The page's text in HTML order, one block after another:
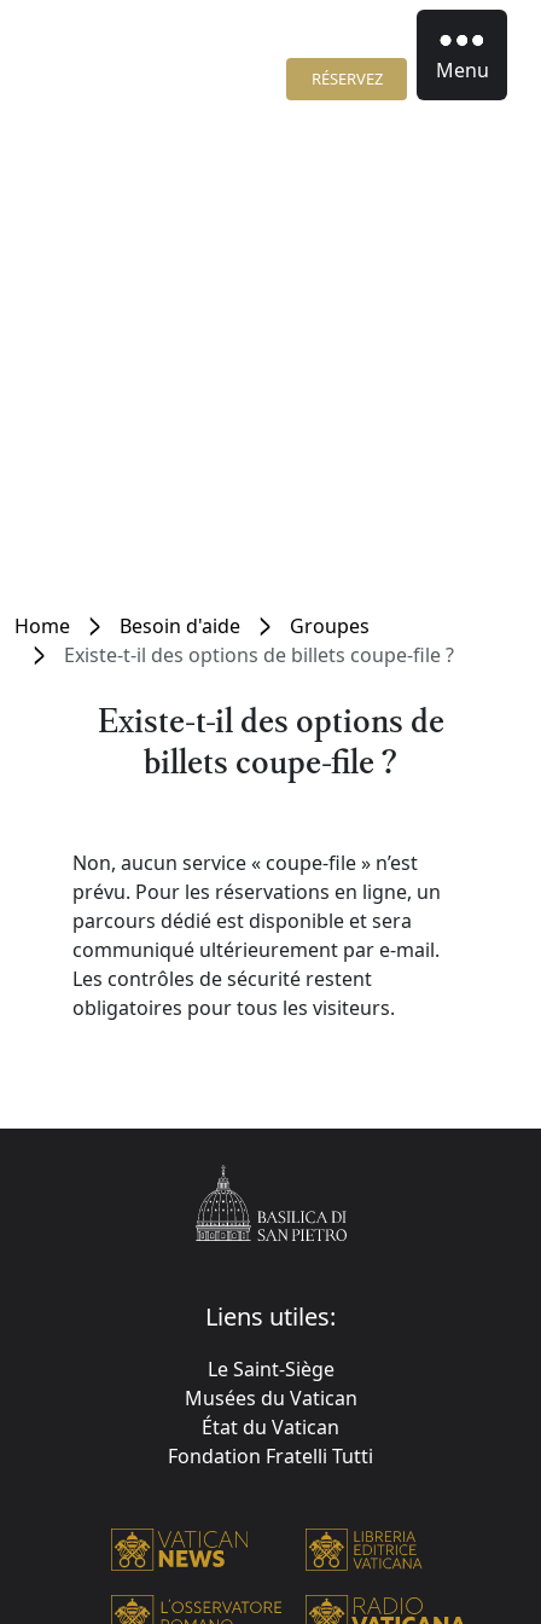
RÉSERVEZ Menu
Home Besoin d'aide
Groupes
Existe-t-il des options de billets coupe-file ?
Existe-t-il des options de
billets coupe-file ?
Non, aucun service « coupe-file » n’est
prévu. Pour les réservations en ligne, un
parcours dédié est disponible et sera
communiqué ultérieurement par e-mail.
Les contrôles de sécurité restent
obligatoires pour tous les visiteurs.
Liens utiles:
Le Saint-Siège
Musées du Vatican
État du Vatican
Fondation Fratelli Tutti